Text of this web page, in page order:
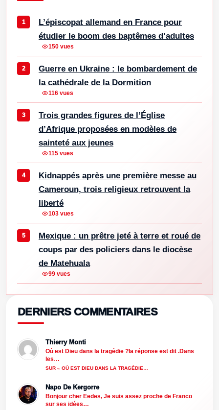
L’épiscopat allemand en France pour
étudier le boom des baptêmes d’adultes
150 vues
Guerre en Ukraine : le bombardement de
la cathédrale de la Dormition
116 vues
Trois grandes figures de l’Église
d’Afrique proposées en modèles de
sainteté aux jeunes
115 vues
Kidnappés après une première messe au
Cameroun, trois religieux retrouvent la
liberté
103 vues
Mexique : un prêtre jeté à terre et roué de
coups par des policiers dans le diocèse
de Matehuala
99 vues
DERNIERS COMMENTAIRES
Thierry Monti
Où est Dieu dans la tragédie ?la réponse est dit .Dans
les…
SUR « OÙ EST DIEU DANS LA TRAGÉDIE…
Napo De Kergorre
Bonjour cher Eedes, Je suis assez proche de Franco
sur ses idées…